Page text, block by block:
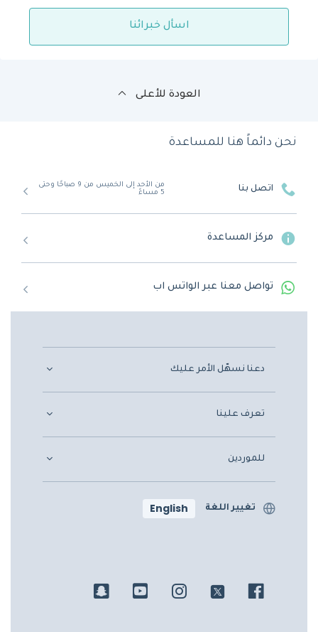
اسأل خبرائنا
العودة للأعلى
نحن دائماً هنا للمساعدة
اتصل بنا
من الأحد إلى الخميس من 9 صباحًا وحتى
5 مساءً
مركز المساعدة
تواصل معنا عبر الواتس اب
دعنا نسهّل الأمر عليك
تعرف علينا
للموردين
تغيير اللغة English